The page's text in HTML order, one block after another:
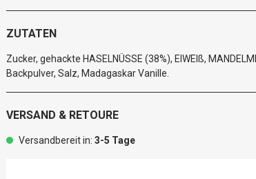
ZUTATEN
Zucker, gehackte HASELNÜSSE (38%), EIWEIß,
Backpulver, Salz, Madagaskar Vanille.
VERSAND & RETOURE
Versandbereit in: 3-5 Tage